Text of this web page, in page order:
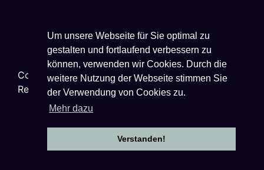
Um unsere Webseite für Sie optimal zu
gestalten und fortlaufend verbessern zu
können, verwenden wir Cookies. Durch die
weitere Nutzung der Webseite stimmen Sie
der Verwendung von Cookies zu.
Mehr dazu
Verstanden!
Copyright © 2026Techniklexikon.net - All Rights
Reserved.
Datenschutzhinweise